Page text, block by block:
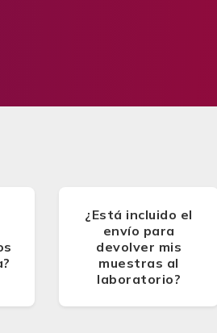
¿Está incluido el
envío para
devolver mis
muestras al
laboratorio?